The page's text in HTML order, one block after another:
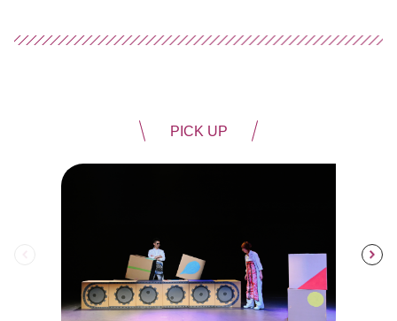
PICK UP